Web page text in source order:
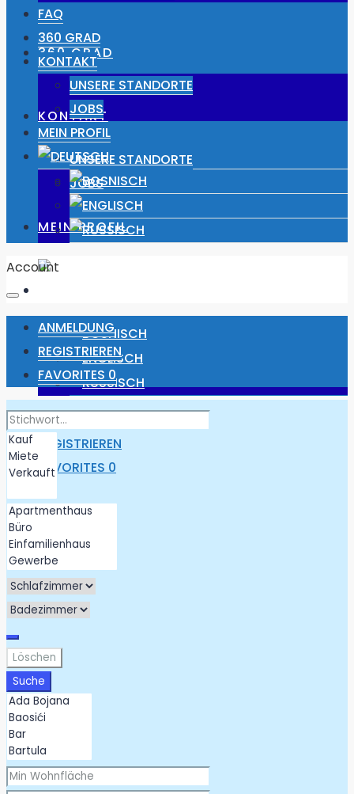
360 GRAD
KONTAKT
UNSERE STANDORTE
JOBS
MEIN PROFIL
ANMELDUNG
REGISTRIEREN
FAVORITES 0
FAQ
360 GRAD
KONTAKT
UNSERE STANDORTE
JOBS
MEIN PROFIL
Account
ANMELDUNG
REGISTRIEREN
FAVORITES 0
Löschen
Suche